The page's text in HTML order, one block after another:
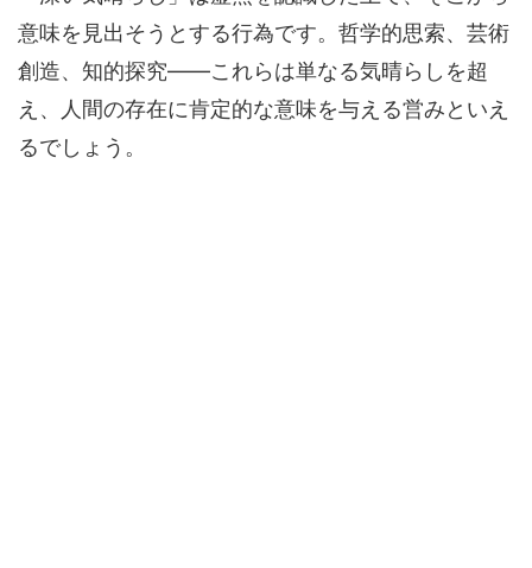
意味を見出そうとする行為です。哲学的思索、芸術
創造、知的探究——これらは単なる気晴らしを超
え、人間の存在に肯定的な意味を与える営みといえ
るでしょう。